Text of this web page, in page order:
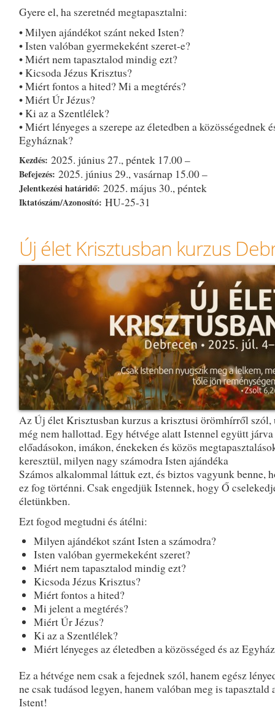
Gyere el, ha szeretnéd megtapasztalni:
• Milyen ajándékot szánt neked Isten?
• Isten valóban gyermekeként szeret-e?
• Miért nem tapasztalod mindig ezt?
• Kicsoda Jézus Krisztus?
• Miért fontos a hited? Mi a megtérés?
• Miért Úr Jézus?
• Ki az a Szentlélek?
• Miért lényeges a szerepe az életedben a közösségednek
Egyháznak?
Kezdés: 2025. június 27., péntek 17.00 –
Befejezés: 2025. június 29., vasárnap 15.00 –
Jelentkezési határidő: 2025. május 30., péntek
Iktatószám/Azonosító: HU-25-31
Új élet Krisztusban kurzus
Az Új élet Krisztusban kurzus a krisztusi örömhírről szól,
még nem hallottad. Egy hétvége alatt Istennel együtt
előadásokon, imákon, énekeken és közös
keresztül, milyen nagy számodra Isten ajándéka
Számos alkalommal láttuk ezt, és biztos vagyunk benne,
ez fog történni. Csak engedjük Istennek, hogy Ő
életünkben.
Ezt fogod megtudni és átélni:
Milyen ajándékot szánt Isten a számodra?
Isten valóban gyermekeként szeret?
Miért nem tapasztalod mindig ezt?
Kicsoda Jézus Krisztus?
Miért fontos a hited?
Mi jelent a megtérés?
Miért Úr Jézus?
Ki az a Szentlélek?
Miért lényeges az életedben a közösséged és az
Ez a hétvége nem csak a fejednek szól, hanem egész
ne csak tudásod legyen, hanem valóban meg is tapasztald
Istent!